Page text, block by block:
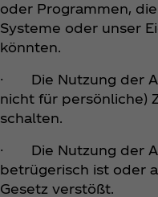
oder Programmen,
Systeme oder unser
könnten.
· Die Nutzung der
nicht für persönliche)
schalten.
· Die Nutzung der
betrügerisch ist oder
Gesetz verstößt.